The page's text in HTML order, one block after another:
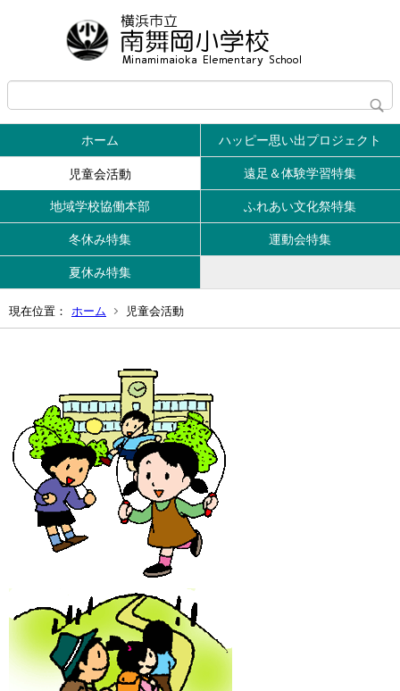
ホーム ハッピー思い出プロジェクト
児童会活動 遠足＆体験学習特集
地域学校協働本部 ふれあい文化祭特集
冬休み特集 運動会特集
夏休み特集
現在位置： ホーム 児童会活動